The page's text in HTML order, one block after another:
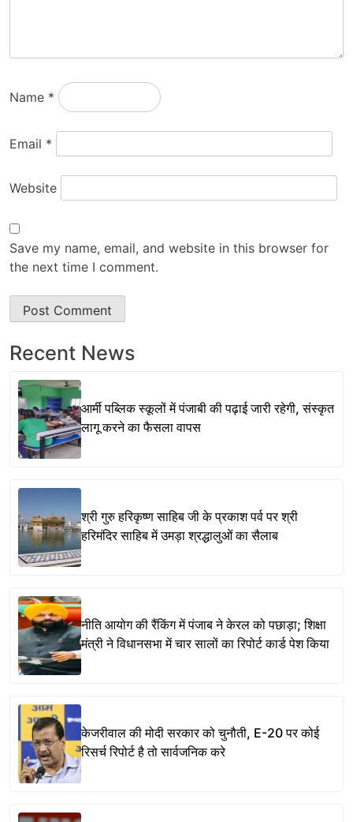
Name *
Email *
Website
Save my name, email, and website in this browser for
the next time I comment.
Recent News
आर्मी पब्लिक स्कूलों में पंजाबी की पढ़ाई जारी रहेगी, संस्कृत
लागू करने का फैसला वापस
श्री गुरु हरिकृष्ण साहिब जी के प्रकाश पर्व पर श्री
हरिमंदिर साहिब में उमड़ा श्रद्धालुओं का सैलाब
नीति आयोग की रैंकिंग में पंजाब ने केरल को पछाड़ा; शिक्षा
मंत्री ने विधानसभा में चार सालों का रिपोर्ट कार्ड पेश किया
केजरीवाल की मोदी सरकार को चुनौती, E-20 पर कोई
रिसर्च रिपोर्ट है तो सार्वजनिक करे